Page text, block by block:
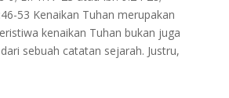
53 Kenaikan Tuhan merupakan
kenaikan Tuhan bukan juga
sebuah catatan sejarah. Justru,